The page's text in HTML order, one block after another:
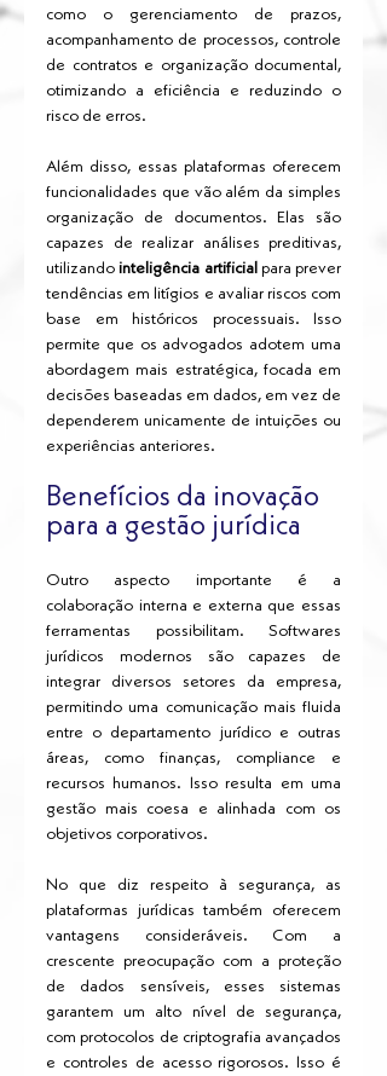
como o gerenciamento de prazos,
acompanhamento de processos, controle
de contratos e organização documental,
otimizando a eficiência e reduzindo o
risco de erros.
Além disso, essas plataformas oferecem
funcionalidades que vão além da simples
organização de documentos. Elas são
capazes de realizar análises preditivas,
utilizando inteligência artificial para prever
tendências em litígios e avaliar riscos com
base em históricos processuais. Isso
permite que os advogados adotem uma
abordagem mais estratégica, focada em
decisões baseadas em dados, em vez de
dependerem unicamente de intuições ou
experiências anteriores.
Benefícios da inovação
para a gestão jurídica
Outro aspecto importante é a
colaboração interna e externa que essas
ferramentas possibilitam. Softwares
jurídicos modernos são capazes de
integrar diversos setores da empresa,
permitindo uma comunicação mais fluida
entre o departamento jurídico e outras
áreas, como finanças, compliance e
recursos humanos. Isso resulta em uma
gestão mais coesa e alinhada com os
objetivos corporativos.
No que diz respeito à segurança, as
plataformas jurídicas também oferecem
vantagens consideráveis. Com a
crescente preocupação com a proteção
de dados sensíveis, esses sistemas
garantem um alto nível de segurança,
com protocolos de criptografia avançados
e controles de acesso rigorosos. Isso é